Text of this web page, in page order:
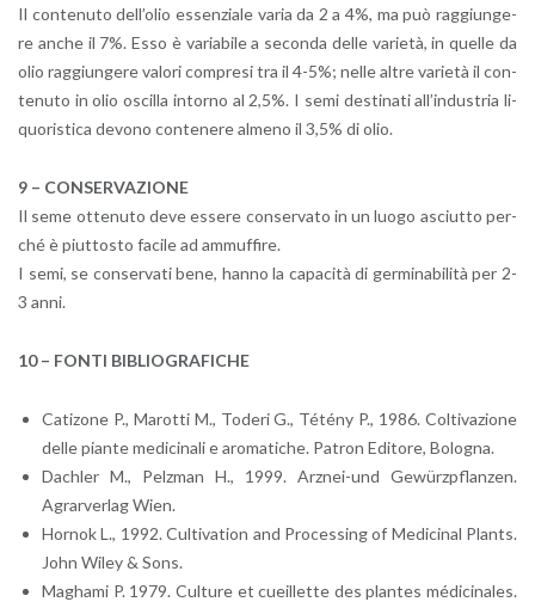
Il con­te­nu­to del­l’o­lio es­sen­zia­le varia da 2 a 4%, ma può rag­giun­ge­
re anche il 7%. Esso è va­ria­bi­le a se­con­da delle va­rie­tà, in quel­le da
olio rag­giun­ge­re va­lo­ri com­pre­si tra il 4-5%; nelle altre va­rie­tà il con­
te­nu­to in olio oscil­la in­tor­no al 2,5%. I semi de­sti­na­ti al­l’in­du­stria li­
quo­ri­sti­ca de­vo­no con­te­ne­re al­me­no il 3,5% di olio.
9 – CON­SER­VA­ZIO­NE
Il seme ot­te­nu­to deve es­se­re con­ser­va­to in un luogo asciut­to per­
ché è piut­to­sto fa­ci­le ad am­muf­fi­re.
I semi, se con­ser­va­ti bene, hanno la ca­pa­ci­tà di ger­mi­na­bi­li­tà per 2-
3 anni.
10 – FONTI BI­BLIO­GRA­FI­CHE
Ca­ti­zo­ne P., Ma­rot­ti M., To­de­ri G., Té­té­ny P., 1986. Col­ti­va­zio­ne
delle pian­te me­di­ci­na­li e aro­ma­ti­che. Pa­tron Edi­to­re, Bo­lo­gna.
Da­chler M., Pel­z­man H., 1999. Arz­nei-und Gewürz­p­flan­zen.
Agrar­ver­lag Wien.
Hor­nok L., 1992. Cul­ti­va­tion and Pro­ces­sing of Me­di­ci­nal Plan­ts.
John Wiley & Sons.
Ma­gha­mi P. 1979. Cul­tu­re et cueil­let­te des plan­tes mé­di­ci­na­les.